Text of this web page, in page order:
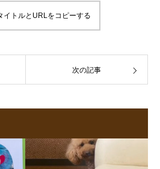
イトルとURLをコピーする
次の記事